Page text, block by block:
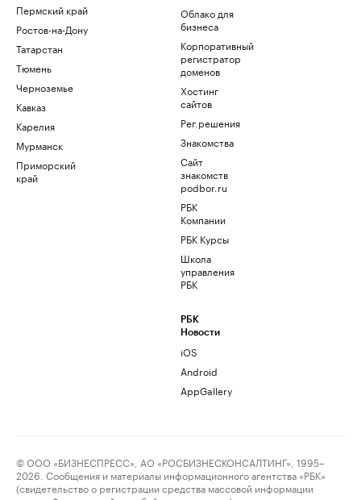
Пермский край
Ростов-на-Дону
Татарстан
Тюмень
Черноземье
Кавказ
Карелия
Мурманск
Приморский
край
Облако для
бизнеса
Корпоративный
регистратор
доменов
Хостинг
сайтов
Рег.решения
Знакомства
Сайт
знакомств
podbor.ru
РБК
Компании
РБК Курсы
Школа
управления
РБК
РБК
Новости
iOS
Android
AppGallery
© ООО «БИЗНЕСПРЕСС», АО «РОСБИЗНЕСКОНСАЛТИНГ», 1995–
2026. Сообщения и материалы информационного агентства «РБК»
(свидетельство о регистрации средства массовой информации